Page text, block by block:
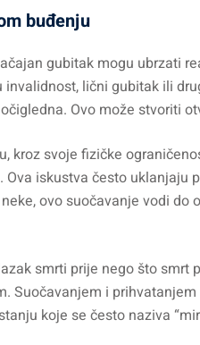
buđenju
gubitak mogu ubrzati
lični gubitak ili
Ovo može stvoriti
kroz svoje fizičke
iskustva često uklanjaju
ovo suočavanje vodi do
smrti prije nego što smrt
Suočavanjem i
koje se često naziva